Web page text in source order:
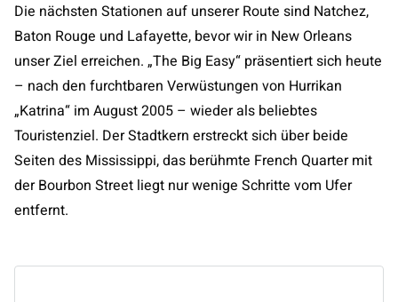
Die nächsten Stationen auf unserer Route sind Natchez,
Baton Rouge und Lafayette, bevor wir in New Orleans
unser Ziel erreichen. „The Big Easy“ präsentiert sich heute
– nach den furchtbaren Verwüstungen von Hurrikan
„Katrina“ im August 2005 – wieder als beliebtes
Touristenziel. Der Stadtkern erstreckt sich über beide
Seiten des Mississippi, das berühmte French Quarter mit
der Bourbon Street liegt nur wenige Schritte vom Ufer
entfernt.